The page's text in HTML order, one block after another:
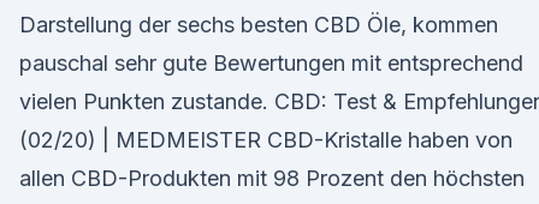
Darstellung der sechs besten CBD Öle, kommen
pauschal sehr gute Bewertungen mit entsprechend
vielen Punkten zustande. CBD: Test &
(02/20) | MEDMEISTER CBD-Kristalle haben von
allen CBD-Produkten mit 98 Prozent den höchsten